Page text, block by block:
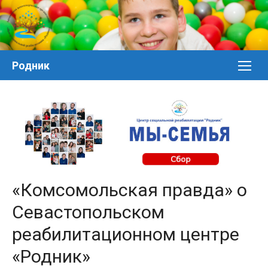
Перейти
к
контенту
Родник
«Комсомольская правда» о
Севастопольском
реабилитационном центре
«Родник»